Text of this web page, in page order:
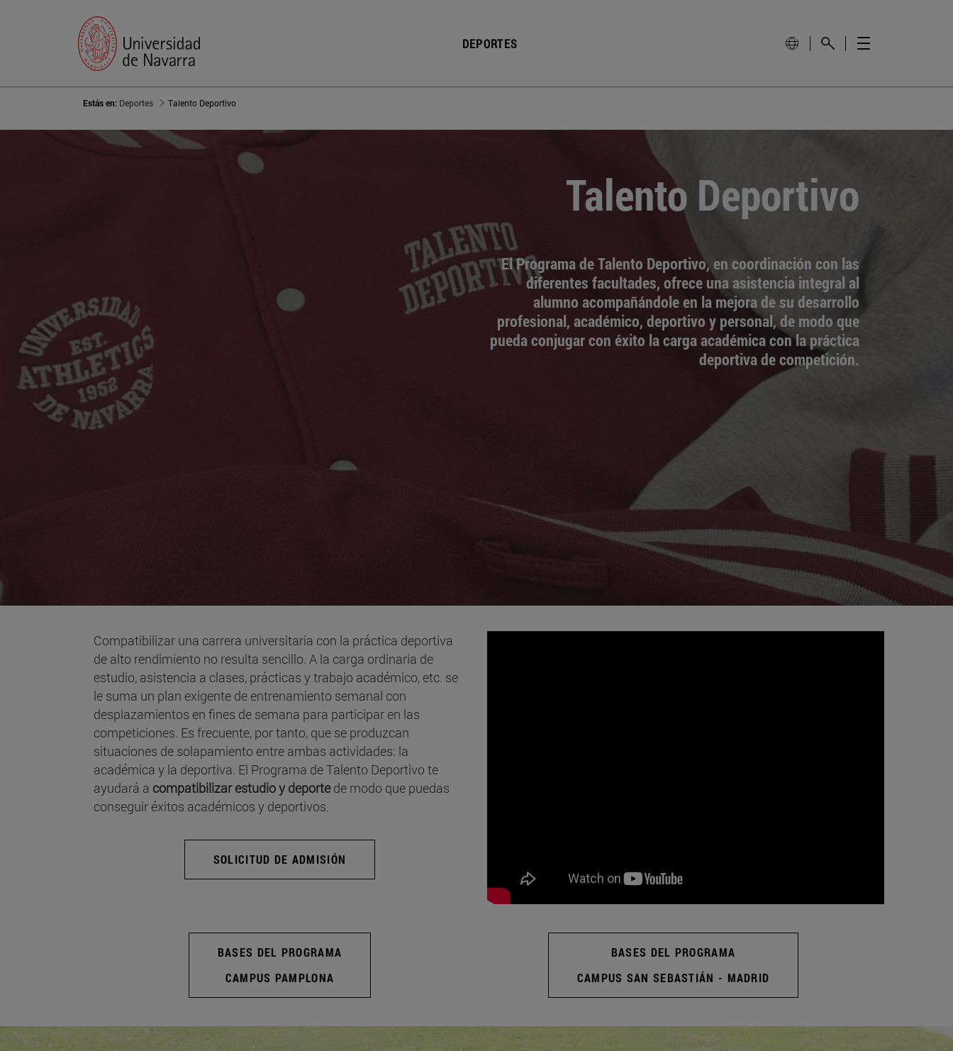
DEPORTES
Estás en: Deportes Talento Deportivo
Talento Deportivo
El Programa de Talento Deportivo, en coordinación con las
diferentes facultades, ofrece una asistencia integral al
alumno acompañándole en la mejora de su desarrollo
profesional, académico, deportivo y personal, de modo que
pueda conjugar con éxito la carga académica con la práctica
deportiva de competición.
Compatibilizar una carrera universitaria con la práctica deportiva
de alto rendimiento no resulta sencillo. A la carga ordinaria de
estudio, asistencia a clases, prácticas y trabajo académico, etc. se
le suma un plan exigente de entrenamiento semanal con
desplazamientos en fines de semana para participar en las
competiciones. Es frecuente, por tanto, que se produzcan
situaciones de solapamiento entre ambas actividades: la
académica y la deportiva. El Programa de Talento Deportivo te
ayudará a compatibilizar estudio y deportede modo que puedas
conseguir éxitos académicos y deportivos.
SOLICITUD DE ADMISIÓN
BASES DEL PROGRAMA
CAMPUS PAMPLONA
BASES DEL PROGRAMA
CAMPUS SAN SEBASTIÁN - MADRID